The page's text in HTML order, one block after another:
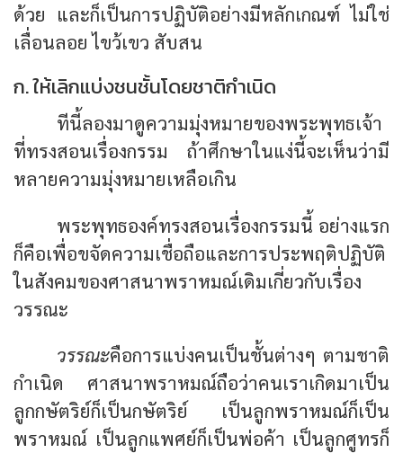
ด้วย และก็เป็นการปฏิบัติอย่างมีหลักเกณฑ์ ไม่ใช่
เลื่อนลอย ไขว้เขว สับสน
ก. ให้เลิกแบ่งชนชั้นโดยชาติกำเนิด
ทีนี้ลองมาดูความมุ่งหมายของพระพุทธเจ้า
ที่ทรงสอนเรื่องกรรม ถ้าศึกษาในแง่นี้จะเห็นว่ามี
หลายความมุ่งหมายเหลือเกิน
พระพุทธองค์ทรงสอนเรื่องกรรมนี้ อย่างแรก
ก็คือเพื่อขจัดความเชื่อถือและการประพฤติปฏิบัติ
ในสังคมของศาสนาพราหมณ์เดิมเกี่ยวกับเรื่อง
วรรณะ
วรรณะคือการแบ่งคนเป็นชั้นต่างๆ ตามชาติ
กำเนิด ศาสนาพราหมณ์ถือว่าคนเราเกิดมาเป็น
ลูกกษัตริย์ก็เป็นกษัตริย์ เป็นลูกพราหมณ์ก็เป็น
พราหมณ์ เป็นลูกแพศย์ก็เป็นพ่อค้า เป็นลูกศูทรก็